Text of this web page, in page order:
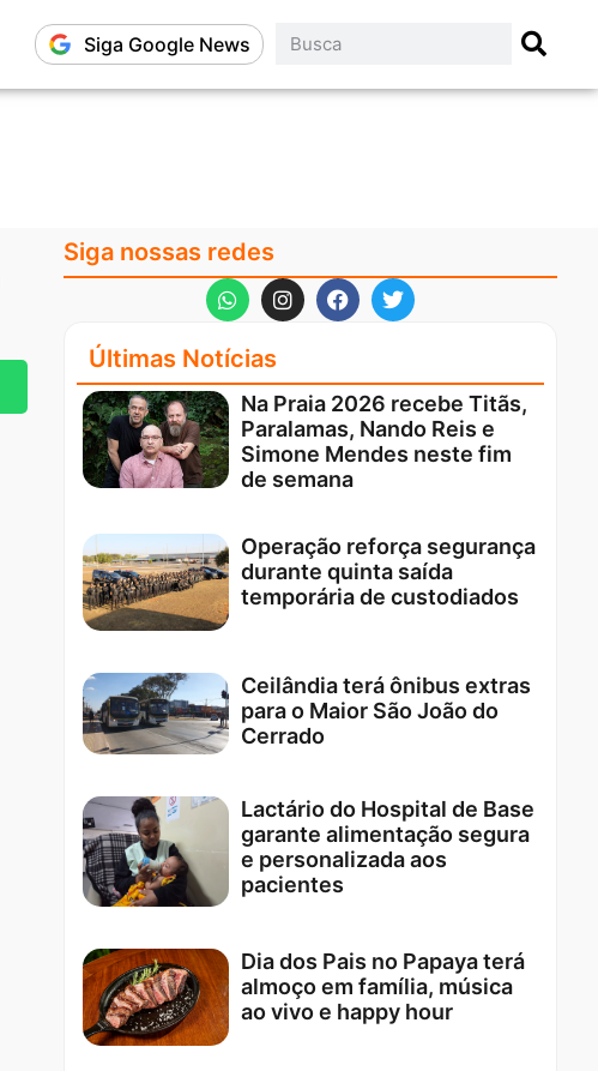
Siga Google News
Siga nossas redes
Últimas Notícias
Na Praia 2026 recebe Titãs,
Paralamas, Nando Reis e
Simone Mendes neste fim
de semana
Operação reforça segurança
durante quinta saída
temporária de custodiados
Ceilândia terá ônibus extras
para o Maior São João do
Cerrado
Lactário do Hospital de Base
garante alimentação segura
e personalizada aos
pacientes
Dia dos Pais no Papaya terá
almoço em família, música
ao vivo e happy hour